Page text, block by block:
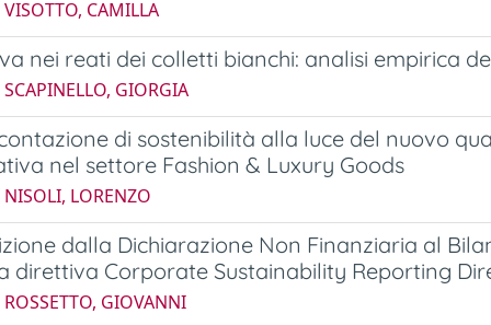
CAMILLA
nei reati dei colletti bianchi: analisi empirica
GIORGIA
di sostenibilità alla luce del nuovo
nel settore Fashion & Luxury Goods
LORENZO
dalla Dichiarazione Non Finanziaria al
direttiva Corporate Sustainability Reporting
GIOVANNI